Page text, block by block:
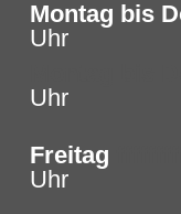
Montag bis
Uhr
Uhr
Freitag
Uhr